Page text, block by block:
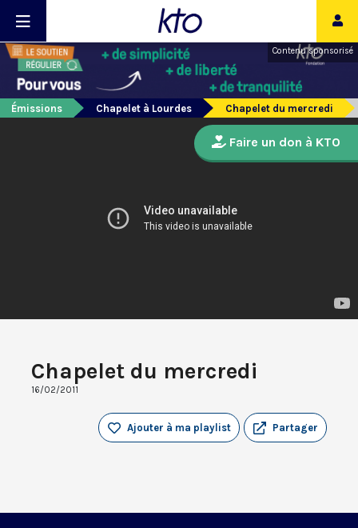
Contenu sponsorisé
Émissions Chapelet à Lourdes Chapelet du mercredi
Chapelet du mercredi
16/02/2011
Partager
Ajouter à ma playlist
Faire un don à KTO